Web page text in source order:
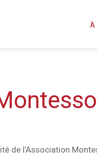
À
de l’Association